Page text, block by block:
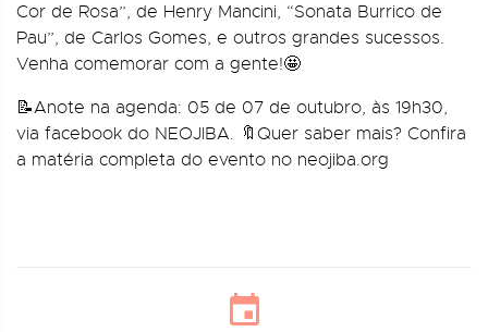
Cor de Rosa”, de Henry Mancini, “Sonata Burrico de
Pau”, de Carlos Gomes, e outros grandes sucessos.
Venha comemorar com a gente!🤩
📝Anote na agenda: 05 de 07 de outubro, às 19h30,
via facebook do NEOJIBA. 🔖Quer saber mais? Confira
a matéria completa do evento no neojiba.org